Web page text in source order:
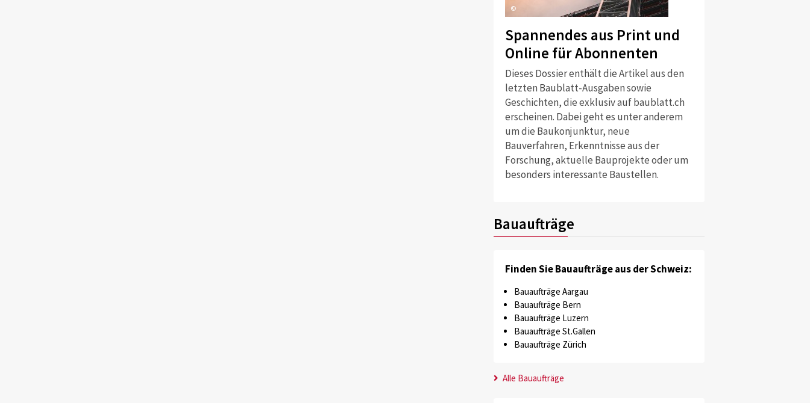
©
Spannendes aus Print und
Online für Abonnenten
Dieses Dossier enthält die Artikel aus den
letzten Baublatt-Ausgaben sowie
Geschichten, die exklusiv auf baublatt.ch
erscheinen. Dabei geht es unter anderem
um die Baukonjunktur, neue
Bauverfahren, Erkenntnisse aus der
Forschung, aktuelle Bauprojekte oder um
besonders interessante Baustellen.
Bauaufträge
Finden Sie Bauaufträge aus der Schweiz:
Bauaufträge Aargau
Bauaufträge Bern
Bauaufträge Luzern
Bauaufträge St.Gallen
Bauaufträge Zürich
Alle Bauaufträge